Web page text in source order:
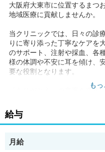
も
大阪府大東市に位置するまつ
地域医療に貢献しませんか。
当クリニックでは、日々の診
りに寄り添った丁寧なケアを
のサポート、注射や採血、各
様の体調や不安に耳を傾け、
要な役割となります。
「ありがとう」の言葉を直接
ポートできる環境です。患者
通じて、地域に根差した医療
本求人は人材紹介会社、株式
給与
月給